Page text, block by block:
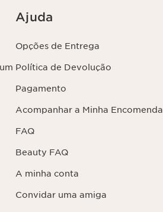
clicando aqui
Ajuda
Opções de Entrega
Política de Devolução
Pagamento
Acompanhar a Minha Encomenda
FAQ
Beauty FAQ
A minha conta
Convidar uma amiga